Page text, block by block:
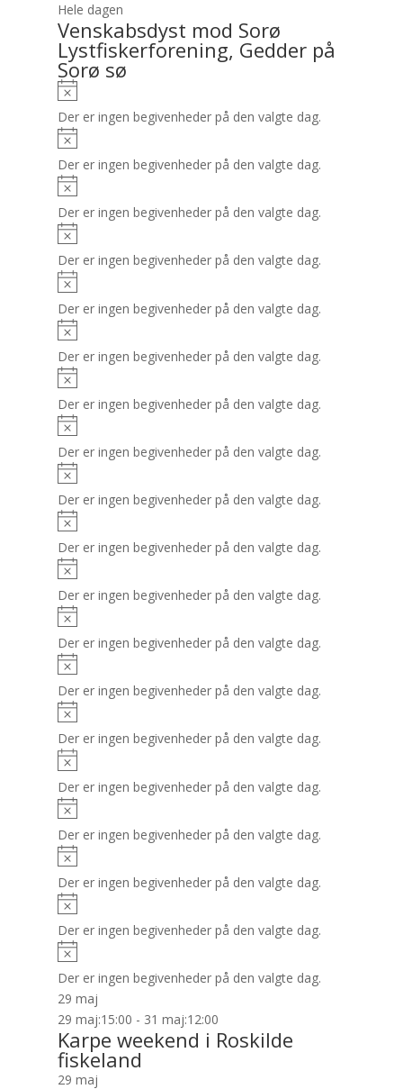
Hele dagen
Venskabsdyst mod Sorø
Lystfiskerforening, Gedder på
Sorø sø
Der er ingen begivenheder på den valgte dag.
Der er ingen begivenheder på den valgte dag.
Der er ingen begivenheder på den valgte dag.
Der er ingen begivenheder på den valgte dag.
Der er ingen begivenheder på den valgte dag.
Der er ingen begivenheder på den valgte dag.
Der er ingen begivenheder på den valgte dag.
Der er ingen begivenheder på den valgte dag.
Der er ingen begivenheder på den valgte dag.
Der er ingen begivenheder på den valgte dag.
Der er ingen begivenheder på den valgte dag.
Der er ingen begivenheder på den valgte dag.
Der er ingen begivenheder på den valgte dag.
Der er ingen begivenheder på den valgte dag.
Der er ingen begivenheder på den valgte dag.
Der er ingen begivenheder på den valgte dag.
Der er ingen begivenheder på den valgte dag.
Der er ingen begivenheder på den valgte dag.
Der er ingen begivenheder på den valgte dag.
29 maj
29 maj:15:00 - 31 maj:12:00
Karpe weekend i Roskilde
fiskeland
29 maj